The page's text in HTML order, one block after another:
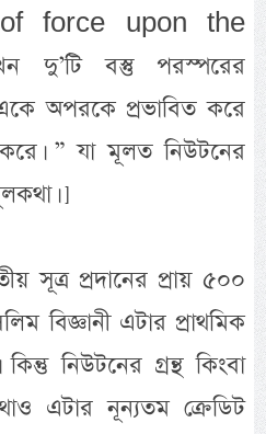
force upon the
দু’টি বস্তু পরস্পরের
অপরকে প্রভাবিত করে
করে। ” যা মূলত নিউটনের
]
সূত্র প্রদানের প্রায় ৫০০
বিজ্ঞানী এটার প্রাথমিক
নিউটনের গ্রন্থ কিংবা
এটার নূন্যতম ক্রেডিট